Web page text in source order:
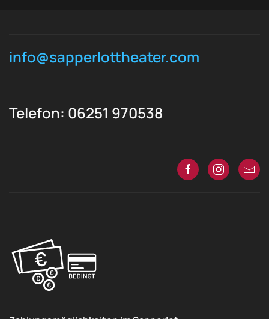
info@sapperlottheater.com
Telefon: 06251 970538